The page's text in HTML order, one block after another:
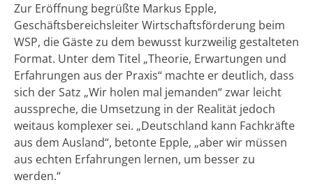
Zur Eröffnung begrüßte Markus Epple,
Geschäftsbereichsleiter Wirtschaftsförderung beim
WSP, die Gäste zu dem bewusst kurzweilig gestalteten
Format. Unter dem Titel „Theorie, Erwartungen und
Erfahrungen aus der Praxis“ machte er deutlich, dass
sich der Satz „Wir holen mal jemanden“ zwar leicht
ausspreche, die Umsetzung in der Realität jedoch
weitaus komplexer sei. „Deutschland kann Fachkräfte
aus dem Ausland“, betonte Epple, „aber wir müssen
aus echten Erfahrungen lernen, um besser zu
werden.“